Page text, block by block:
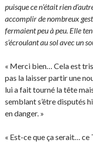
puisque ce n’était rien
accomplir de nombreux
fermaient peu à peu. Elle
s’écroulant au sol avec un
« Merci bien… Cela est
pas la laisser partir une
lui a fait tourné la tête
semblant s’être disputés
en danger. »
« Est-ce que ça serait… ce